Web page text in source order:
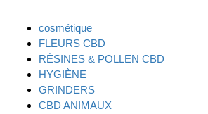
cosmétique
FLEURS CBD
RÉSINES & POLLEN CBD
HYGIÈNE
GRINDERS
CBD ANIMAUX